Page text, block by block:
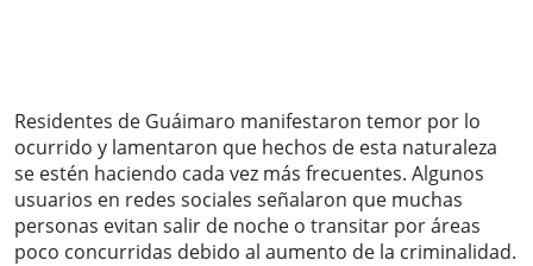
Residentes de Guáimaro manifestaron temor por lo
ocurrido y lamentaron que hechos de esta naturaleza
se estén haciendo cada vez más frecuentes. Algunos
usuarios en redes sociales señalaron que muchas
personas evitan salir de noche o transitar por áreas
poco concurridas debido al aumento de la criminalidad.